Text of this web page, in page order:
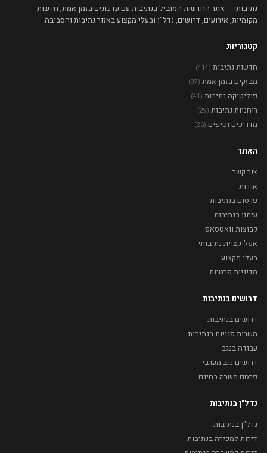
נתיבותי – אתר החדשות המוביל בנתיבות עם עדכונים בזמן אמת, חדשות
מקומיות, אירועים, דרושים, נדל"ן ובעלי מקצוע באזור נתיבות והסביבה.
קטגוריות
חדשות נתיבות (414)
מבזקים בזמן אמת (97)
פוליטיקה נתיבות (41)
רוחניות נתיבות (29)
מדריכים וטיפים (26)
האתר
צור קשר
אודות
פרסום בנתיבותי
עיתון בנתיבות
קבוצות וואטסאפ
אפליקציית נתיבותי
בעלי מקצוע
מדיניות פרטיות
דרושים בנתיבות
דרושים בנתיבות
משרות פנויות בנתיבות
עבודה בנגב
דרושים נגב מערבי
פרסם משרה בחינם
נדל"ן בנתיבות
נדל"ן בנתיבות
דירות למכירה בנתיבות